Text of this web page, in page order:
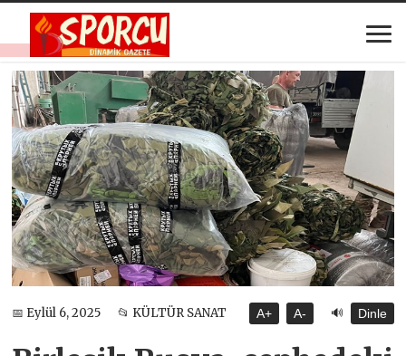
📅 Eylül 6, 2025 📂 KÜLTÜR SANAT A+ A- 🔊 Dinle